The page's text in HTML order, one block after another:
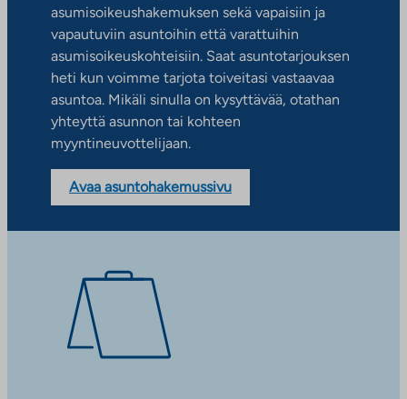
asumisoikeushakemuksen sekä vapaisiin ja
vapautuviin asuntoihin että varattuihin
asumisoikeuskohteisiin. Saat asuntotarjouksen
heti kun voimme tarjota toiveitasi vastaavaa
asuntoa. Mikäli sinulla on kysyttävää, otathan
yhteyttä asunnon tai kohteen
myyntineuvottelijaan.
Avaa asuntohakemussivu